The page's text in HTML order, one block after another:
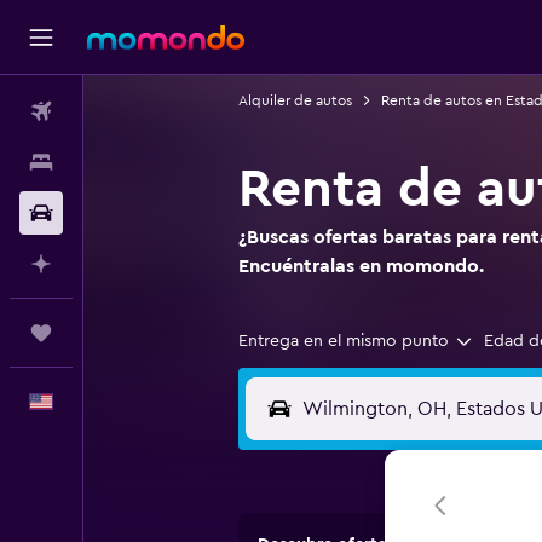
Alquiler de autos Renta de autos en
Renta de
¿Buscas ofertas baratas para
Encuéntralas en momondo.
Entrega en el mismo punto Edad